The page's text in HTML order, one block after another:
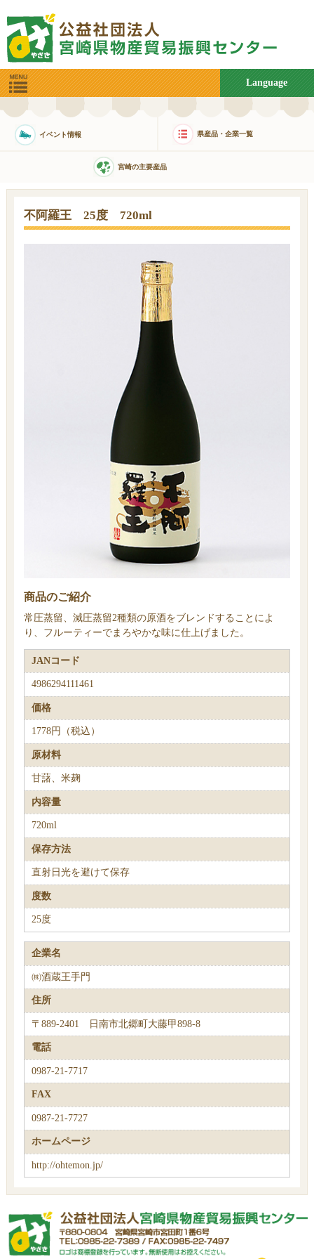
Language
イベント情報 県産品・企業一覧
宮崎の主要産品
不阿羅王 25度 720ml
商品のご紹介
常圧蒸留、減圧蒸留2種類の原酒をブレンドすることによ
り、フルーティーでまろやかな味に仕上げました。
JANコード
4986294111461
価格
1778円（税込）
原材料
甘藷、米麹
内容量
720ml
保存方法
直射日光を避けて保存
度数
25度
企業名
㈱酒蔵王手門
住所
〒889-2401 日南市北郷町大藤甲898-8
電話
0987-21-7717
FAX
0987-21-7727
ホームページ
http://ohtemon.jp/